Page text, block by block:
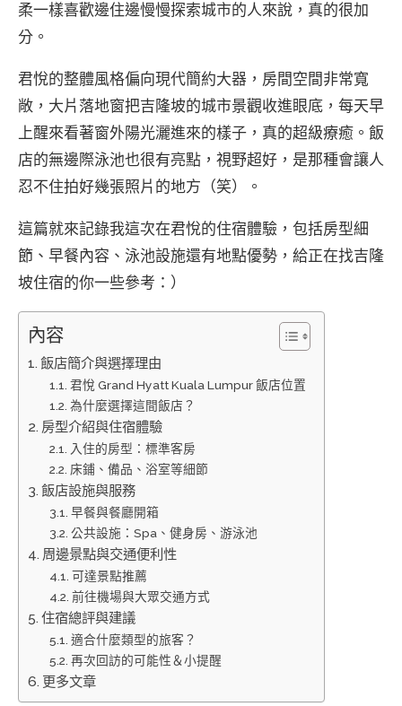
柔一樣喜歡邊住邊慢慢探索城市的人來說，真的很加
分。
君悅的整體風格偏向現代簡約大器，房間空間非常寬
敞，大片落地窗把吉隆坡的城市景觀收進眼底，每天早
上醒來看著窗外陽光灑進來的樣子，真的超級療癒。飯
店的無邊際泳池也很有亮點，視野超好，是那種會讓人
忍不住拍好幾張照片的地方（笑）。
這篇就來記錄我這次在君悅的住宿體驗，包括房型細
節、早餐內容、泳池設施還有地點優勢，給正在找吉隆
坡住宿的你一些參考：）
內容
飯店簡介與選擇理由
君悅 Grand Hyatt Kuala Lumpur 飯店位置
為什麼選擇這間飯店？
房型介紹與住宿體驗
入住的房型：標準客房
床鋪、備品、浴室等細節
飯店設施與服務
早餐與餐廳開箱
公共設施：Spa、健身房、游泳池
周邊景點與交通便利性
可達景點推薦
前往機場與大眾交通方式
住宿總評與建議
適合什麼類型的旅客？
再次回訪的可能性＆小提醒
更多文章